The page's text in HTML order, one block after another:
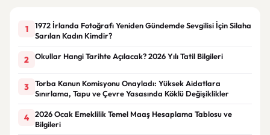
1
1972 İrlanda Fotoğrafı Yeniden Gündemde Sevgilisi İçin Silaha
Sarılan Kadın Kimdir?
2 Okullar Hangi Tarihte Açılacak? 2026 Yılı Tatil Bilgileri
3
Torba Kanun Komisyonu Onayladı: Yüksek Aidatlara
Sınırlama, Tapu ve Çevre Yasasında Köklü Değişiklikler
4
2026 Ocak Emeklilik Temel Maaş Hesaplama Tablosu ve
Bilgileri